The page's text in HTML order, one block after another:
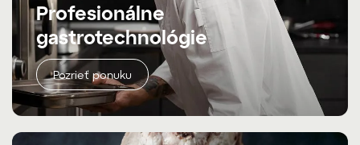
Profesionálne
gastrotechnológie
Pozrieť ponuku